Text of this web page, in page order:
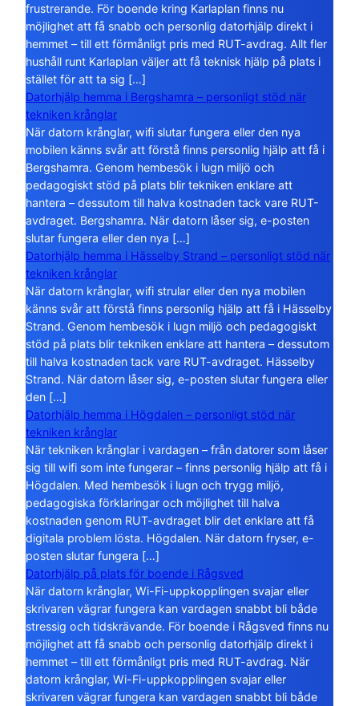
frustrerande. För boende kring Karlaplan finns nu
möjlighet att få snabb och personlig datorhjälp direkt i
hemmet – till ett förmånligt pris med RUT-avdrag. Allt fler
hushåll runt Karlaplan väljer att få teknisk hjälp på plats i
stället för att ta sig […]
Datorhjälp hemma i Bergshamra – personligt stöd när
tekniken krånglar
När datorn krånglar, wifi slutar fungera eller den nya
mobilen känns svår att förstå finns personlig hjälp att få i
Bergshamra. Genom hembesök i lugn miljö och
pedagogiskt stöd på plats blir tekniken enklare att
hantera – dessutom till halva kostnaden tack vare RUT-
avdraget. Bergshamra. När datorn låser sig, e-posten
slutar fungera eller den nya […]
Datorhjälp hemma i Hässelby Strand – personligt stöd när
tekniken krånglar
När datorn krånglar, wifi strular eller den nya mobilen
känns svår att förstå finns personlig hjälp att få i Hässelby
Strand. Genom hembesök i lugn miljö och pedagogiskt
stöd på plats blir tekniken enklare att hantera – dessutom
till halva kostnaden tack vare RUT-avdraget. Hässelby
Strand. När datorn låser sig, e-posten slutar fungera eller
den […]
Datorhjälp hemma i Högdalen – personligt stöd när
tekniken krånglar
När tekniken krånglar i vardagen – från datorer som låser
sig till wifi som inte fungerar – finns personlig hjälp att få i
Högdalen. Med hembesök i lugn och trygg miljö,
pedagogiska förklaringar och möjlighet till halva
kostnaden genom RUT-avdraget blir det enklare att få
digitala problem lösta. Högdalen. När datorn fryser, e-
posten slutar fungera […]
Datorhjälp på plats för boende i Rågsved
När datorn krånglar, Wi-Fi-uppkopplingen svajar eller
skrivaren vägrar fungera kan vardagen snabbt bli både
stressig och tidskrävande. För boende i Rågsved finns nu
möjlighet att få snabb och personlig datorhjälp direkt i
hemmet – till ett förmånligt pris med RUT-avdrag. När
datorn krånglar, Wi-Fi-uppkopplingen svajar eller
skrivaren vägrar fungera kan vardagen snabbt bli både